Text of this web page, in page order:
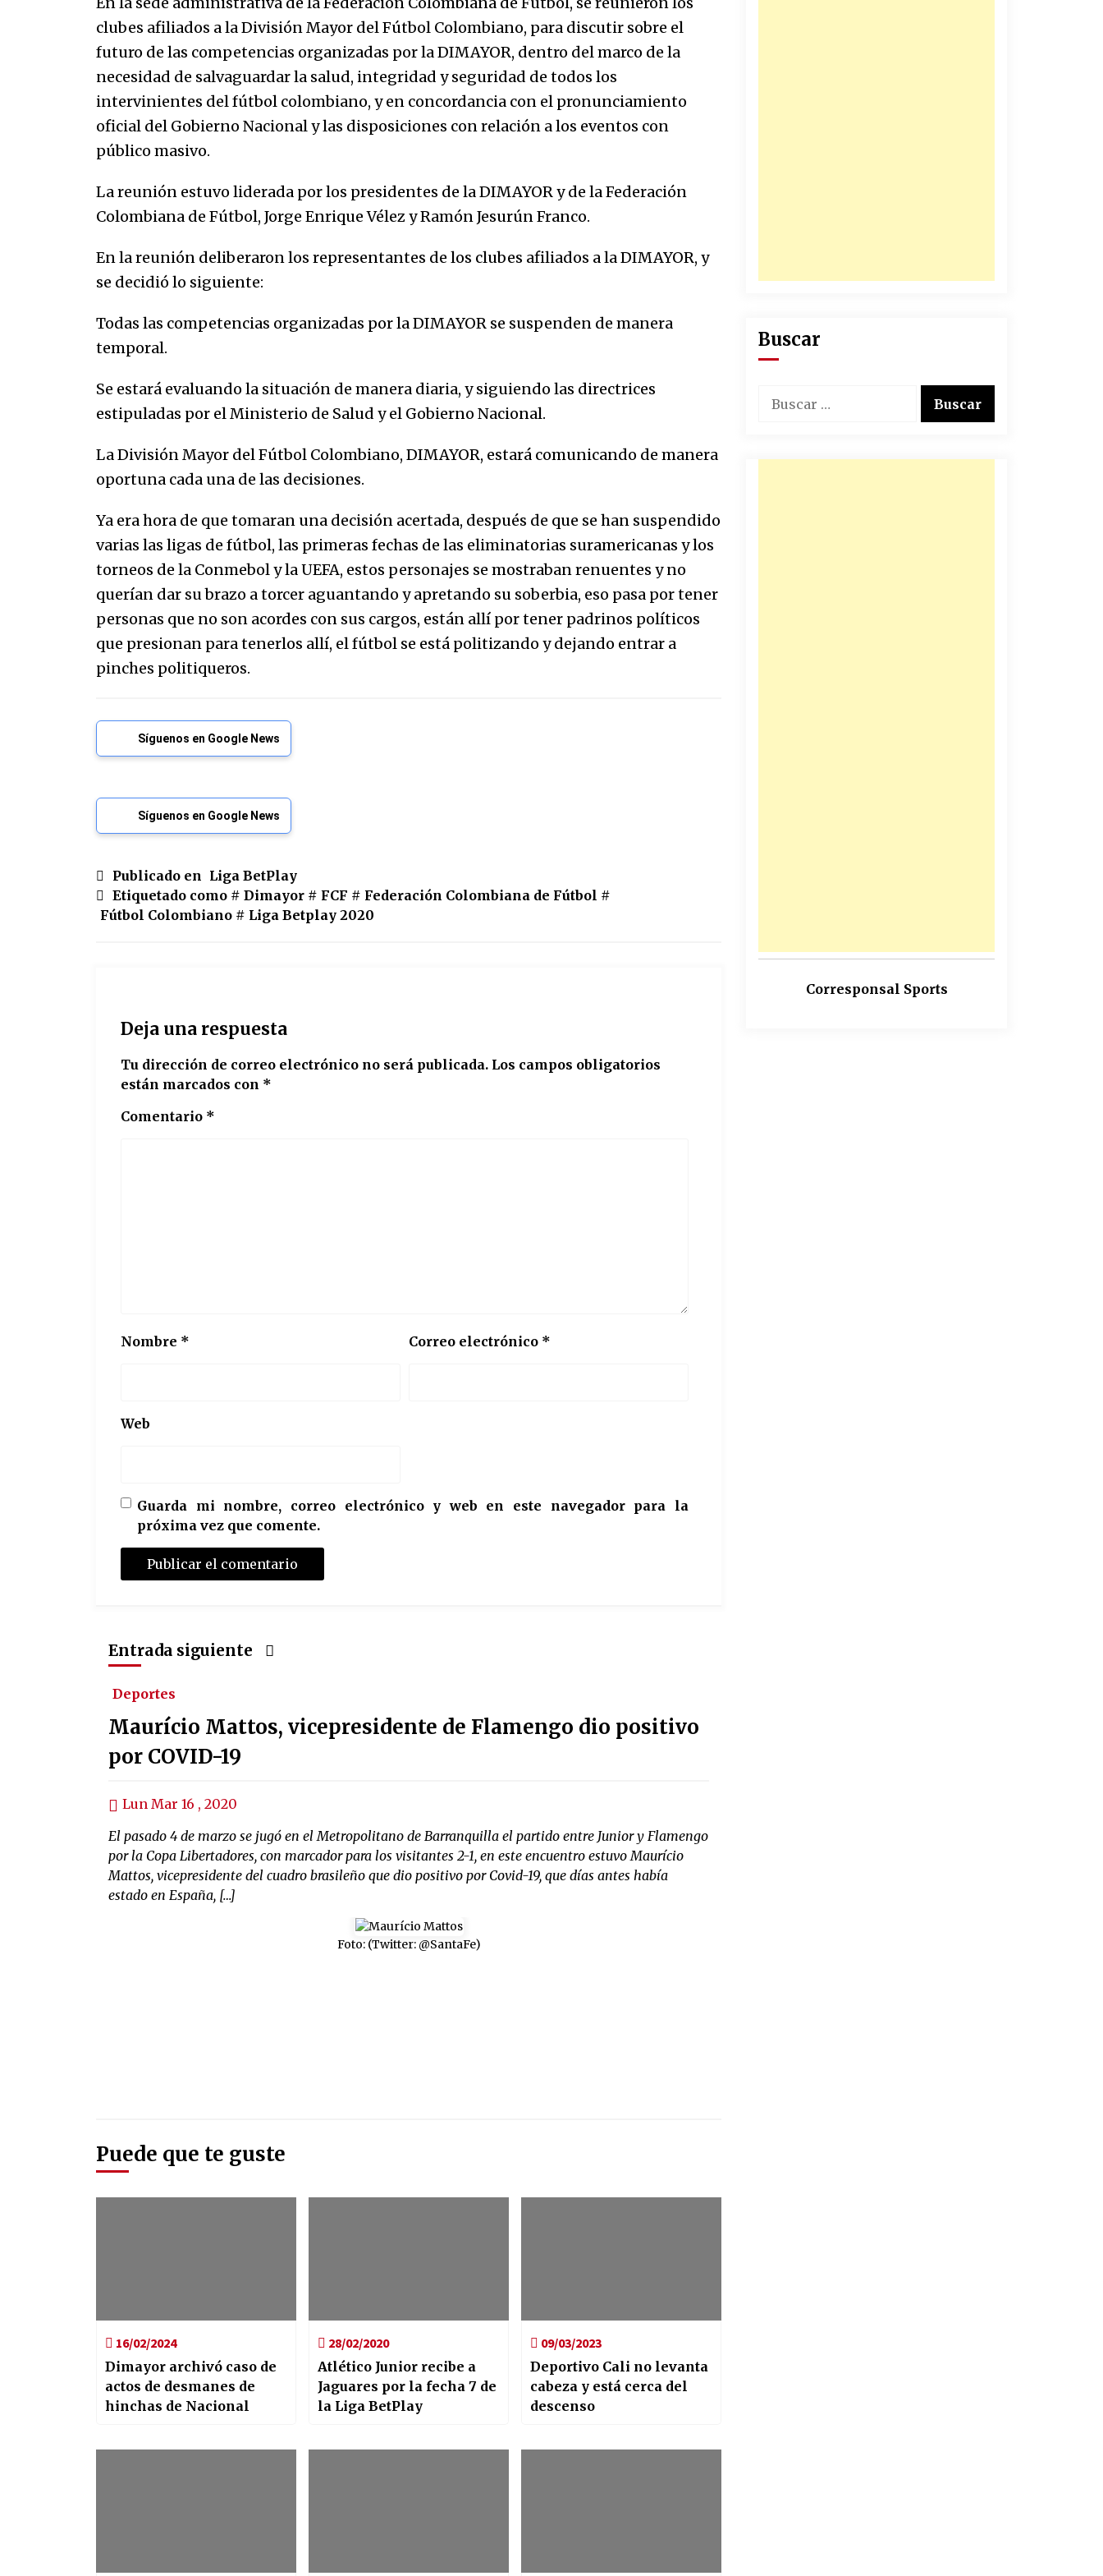
04/01/2026
31/12/2025
El aumento del mínimo causa
escozor en pueblo colombiano
31/12/2025
Atlético Nacional se quedó con
laCopa Colombia 2025
17/12/2025
clubes afiliados a la División Mayor del Fútbol Colombiano, para discutir sobre el
futuro de las competencias organizadas por la DIMAYOR, dentro del marco de la
necesidad de salvaguardar la salud, integridad y seguridad de todos los
intervinientes del fútbol colombiano, y en concordancia con el pronunciamiento
oficial del Gobierno Nacional y las disposiciones con relación a los eventos con
público masivo.
La reunión estuvo liderada por los presidentes de la DIMAYOR y de la Federación
Colombiana de Fútbol, Jorge Enrique Vélez y Ramón Jesurún Franco.
En la reunión deliberaron los representantes de los clubes afiliados a la DIMAYOR, y
se decidió lo siguiente:
Todas las competencias organizadas por la DIMAYOR se suspenden de manera
temporal.
Se estará evaluando la situación de manera diaria, y siguiendo las directrices
estipuladas por el Ministerio de Salud y el Gobierno Nacional.
La División Mayor del Fútbol Colombiano, DIMAYOR, estará comunicando de manera
oportuna cada una de las decisiones.
Ya era hora de que tomaran una decisión acertada, después de que se han suspendido
varias las ligas de fútbol, las primeras fechas de las eliminatorias suramericanas y los
torneos de la Conmebol y la UEFA, estos personajes se mostraban renuentes y no
querían dar su brazo a torcer aguantando y apretando su soberbia, eso pasa por tener
personas que no son acordes con sus cargos, están allí por tener padrinos políticos
que presionan para tenerlos allí, el fútbol se está politizando y dejando entrar a
pinches politiqueros.
Síguenos en Google News
Síguenos en Google News
Publicado en Liga BetPlay
Etiquetado como # Dimayor # FCF # Federación Colombiana de Fútbol #
Fútbol Colombiano # Liga Betplay 2020
Deja una respuesta
Tu dirección de correo electrónico no será publicada. Los campos obligatorios
están marcados con *
Comentario *
Nombre * Correo electrónico *
Web
Guarda mi nombre, correo electrónico y web en este navegador para la
próxima vez que comente.
Entrada siguiente
Deportes
Maurício Mattos, vicepresidente de Flamengo dio positivo
por COVID-19
Lun Mar 16 , 2020
El pasado 4 de marzo se jugó en el Metropolitano de Barranquilla el partido entre Junior y Flamengo
por la Copa Libertadores, con marcador para los visitantes 2-1, en este encuentro estuvo Maurício
Mattos, vicepresidente del cuadro brasileño que dio positivo por Covid-19, que días antes había
estado en España, […]
Foto: (Twitter: @SantaFe)
Puede que te guste
16/02/2024
Dimayor archivó caso de
actos de desmanes de
hinchas de Nacional
28/02/2020
Atlético Junior recibe a
Jaguares por la fecha 7 de
la Liga BetPlay
09/03/2023
Deportivo Cali no levanta
cabeza y está cerca del
descenso
Buscar
Corresponsal Sports